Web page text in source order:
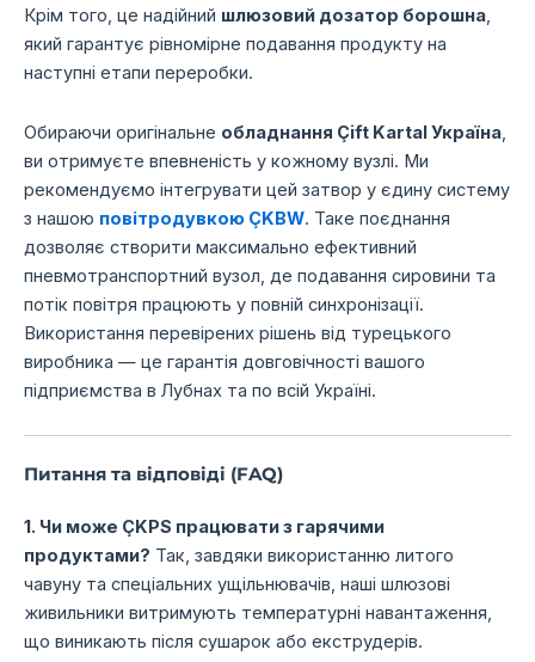
Крім того, це надійний шлюзовий дозатор борошна,
який гарантує рівномірне подавання продукту на
наступні етапи переробки.
Обираючи оригінальне обладнання Çift Kartal Україна,
ви отримуєте впевненість у кожному вузлі. Ми
рекомендуємо інтегрувати цей затвор у єдину систему
з нашою повітродувкою ÇKBW. Таке поєднання
дозволяє створити максимально ефективний
пневмотранспортний вузол, де подавання сировини та
потік повітря працюють у повній синхронізації.
Використання перевірених рішень від турецького
виробника — це гарантія довговічності вашого
підприємства в Лубнах та по всій Україні.
Питання та відповіді (FAQ)
1. Чи може ÇKPS працювати з гарячими
продуктами? Так, завдяки використанню литого
чавуну та спеціальних ущільнювачів, наші шлюзові
живильники витримують температурні навантаження,
що виникають після сушарок або екструдерів.